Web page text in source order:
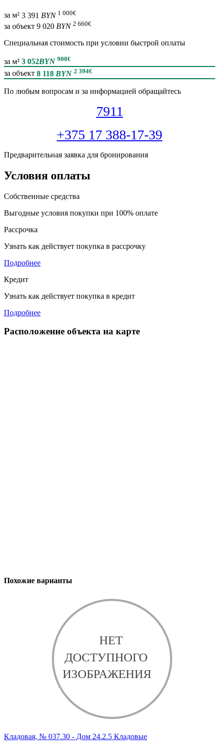
за м² 3 391 BYN 1 000€
за объект 9 020 BYN 2 660€
Специальная cтоимость при условии быстрой оплаты
за м² 3 052BYN 900€
за объект 8 118 BYN 2 394€
По любым вопросам и за информацией обращайтесь
7911
+375 17 388-17-39
Предварительная заявка для бронирования
Условия оплаты
Собственные средства
Выгодные условия покупки при 100% оплате
Рассрочка
Узнать как действует покупка в рассрочку
Подробнее
Кредит
Узнать как действует покупка в кредит
Подробнее
Расположение объекта на карте
Похожие варианты
Кладовая, № 037.30 - Дом 24.2.5 Кладовые